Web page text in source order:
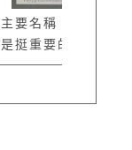
主要名稱：天空，不
是挺重要的